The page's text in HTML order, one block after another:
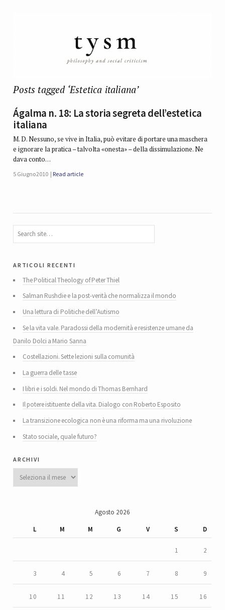
Posts tagged ‘Estetica italiana’
Ágalma n. 18: La storia segreta dell’estetica
italiana
M. D. Nessuno, se vive in Italia, può evitare di portare una maschera
e ignorare la pratica – talvolta «onesta» – della dissimulazione. Ne
dava conto…
5 Giugno 2010 Read article
articoli recenti
The Political Theology of Peter Thiel
Salman Rushdie e la post-verità che normalizza il mondo
Una lettura di Politiche dell’Autismo
Se la vita vale. Paradossi della modernità e resistenze umane da
Danilo Dolci a Mario Sanna
Costellazioni. Sette lezioni sulla comunità
La guerra delle tasse
I libri e i soldi. Nel mondo di Thomas Bernhard
Il potere istituente della vita. Dialogo con Roberto Esposito
La transizione ecologica non è una riforma ma una rivoluzione
Stato sociale, quale futuro?
archivi
Archivi
Agosto 2026
L
M M G V S D
1 2
3 4 5 6 7 8 9
10 11 12 13 14 15 16